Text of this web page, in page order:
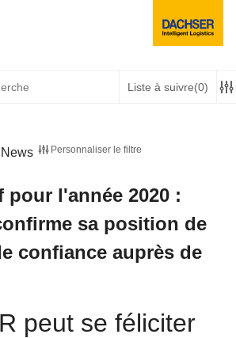
Liste à suivre(0)
News Personnaliser le filtre
l'année 2020 :
sa position de
confiance auprès de
peut se féliciter